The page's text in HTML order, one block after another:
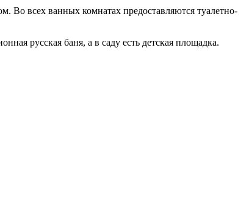
Во всех ванных комнатах предоставляются туалетно-
русская баня, а в саду есть детская площадка.